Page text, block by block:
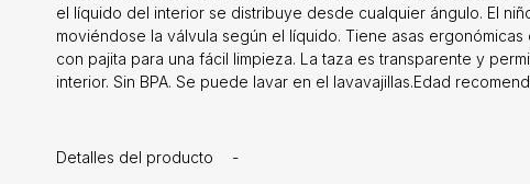
el líquido del interior se distribuye desde cualquier ángulo. El
moviéndose la válvula según el líquido. Tiene asas
con pajita para una fácil limpieza. La taza es transparente y
interior. Sin BPA. Se puede lavar en el lavavajillas.Edad
Detalles del producto -